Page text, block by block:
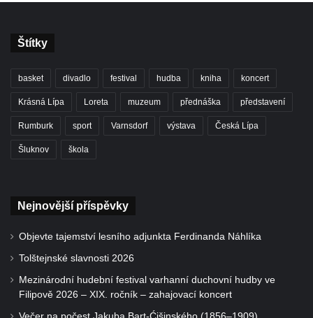
Štítky
basket divadlo festival hudba kniha koncert
Krásná Lípa Loreta muzeum přednáška představení
Rumburk sport Varnsdorf výstava Česká Lípa
Šluknov škola
Nejnovější příspěvky
Objevte tajemství lesního adjunkta Ferdinanda Náhlíka
Tolštejnské slavnosti 2026
Mezinárodní hudební festival varhanní duchovní hudby ve
Filipově 2026 – XIX. ročník – zahajovací koncert